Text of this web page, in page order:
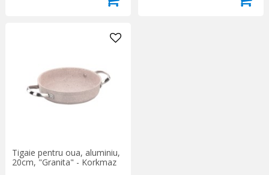
Tigaie pentru oua, aluminiu,
20cm, "Granita" - Korkmaz